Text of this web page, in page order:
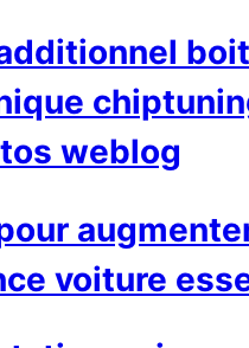
weblog
voiture